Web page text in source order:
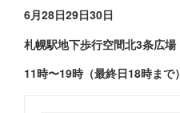
6月28日29日30日
札幌駅地下歩行空間北3条広場
11時〜19時（最終日18時まで）